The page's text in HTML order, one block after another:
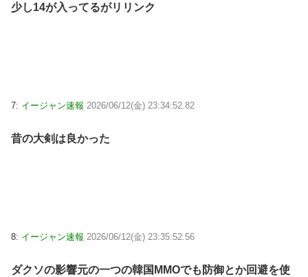
少し14が入ってるがリリンク
7: イージャン速報 2026/06/12(金) 23:34:52.82
昔の大剣は良かった
8: イージャン速報 2026/06/12(金) 23:35:52.56
ダクソの影響元の一つの韓国MMOでも防御とか回避を使